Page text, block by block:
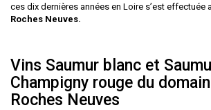
ces dix dernières années en Loire s’est effectuée
Roches Neuves.
Vins Saumur blanc et
Champigny rouge du
Roches Neuves